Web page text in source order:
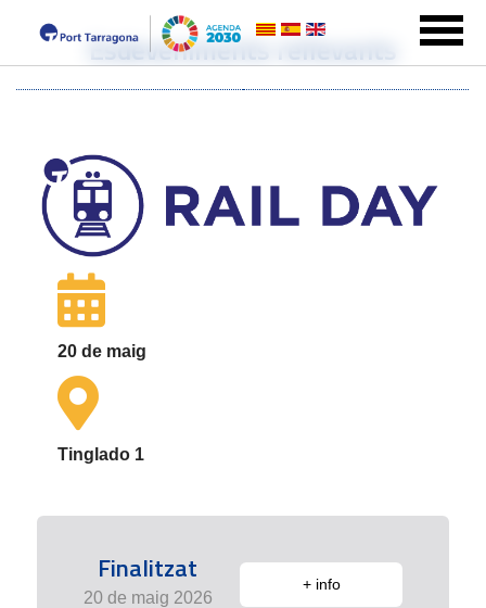
Esdeveniments rellevants
20 de maig
Tinglado 1
Finalitzat
20 de maig 2026
+ info